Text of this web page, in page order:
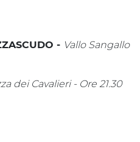
- Vallo Sangallo
dei Cavalieri - Ore 21.30